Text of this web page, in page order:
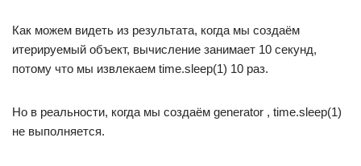
Как можем видеть из результата, когда мы создаём
итерируемый объект, вычисление занимает 10 секунд,
потому что мы извлекаем time.sleep(1) 10 раз.
Но в реальности, когда мы создаём generator , time.sleep(1)
не выполняется.